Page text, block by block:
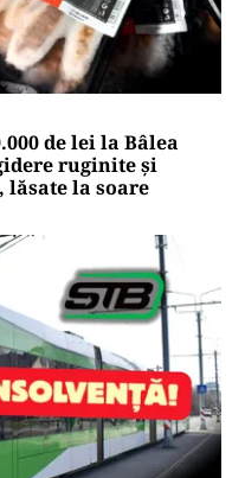
„Intenția
banilor”